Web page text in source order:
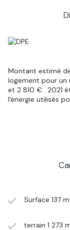
Le terrain est
d'entre elles
À proximité :
du Puy-en-Velay.
Contactez votre
plus de
Montant estimé
logement pour
et 2 810 € . 2021
l'énergie utilisés
Surface 137
terrain 1 273